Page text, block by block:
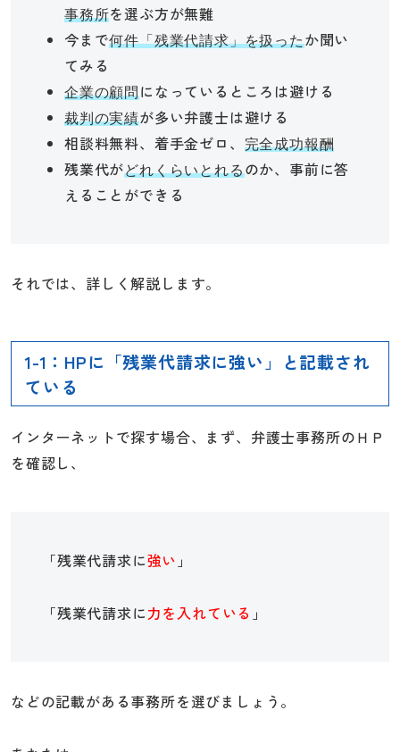
事務所を選ぶ方が無難
今まで何件「残業代請求」を扱ったか聞い
てみる
企業の顧問になっているところは避ける
裁判の実績が多い弁護士は避ける
相談料無料、着手金ゼロ、
完全成功報酬
残業代がどれくらいとれるのか、事前に答
えることができる
それでは、詳しく解説します。
1-1：HPに「残業代請求に強い」と記載され
ている
インターネットで探す場合、まず、弁護士事務所のＨＰ
を確認し、
「残業代請求に強い 」
「残業代請求に力を入れている 」
などの記載がある事務所を選びましょう。